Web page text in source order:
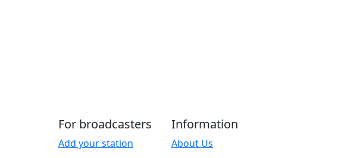
For broadcasters
Add your station
Information
About Us